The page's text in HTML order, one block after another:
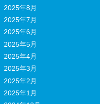
2025年8月
2025年7月
2025年6月
2025年5月
2025年4月
2025年3月
2025年2月
2025年1月